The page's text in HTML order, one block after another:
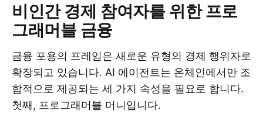
비인간 경제 참여자를 위한 프로
그래머블 금융
금융 포용의 프레임은 새로운 유형의 경제 행위자로
확장되고 있습니다. AI 에이전트는 온체인에서만 조
합적으로 제공되는 세 가지 속성을 필요로 합니다.
첫째, 프로그래머블 머니입니다.